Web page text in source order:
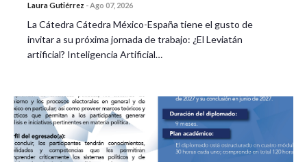
Laura Gutiérrez -Ago 07, 2026
La Cátedra Cátedra México-España tiene el gusto de
invitar a su próxima jornada de trabajo: ¿El Leviatán
artificial? Inteligencia Artificial…